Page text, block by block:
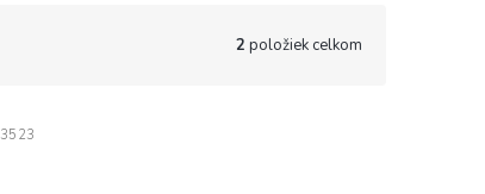
2 položiek celkom
3523